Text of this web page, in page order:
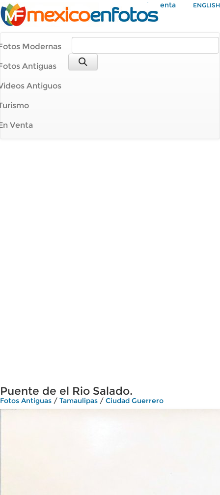
Mi Cuenta ENGLISH
Modernas
Antiguas
Antiguos
Venta
Puente de el Rio Salado.
Fotos Antiguas / Tamaulipas / Ciudad Guerrero